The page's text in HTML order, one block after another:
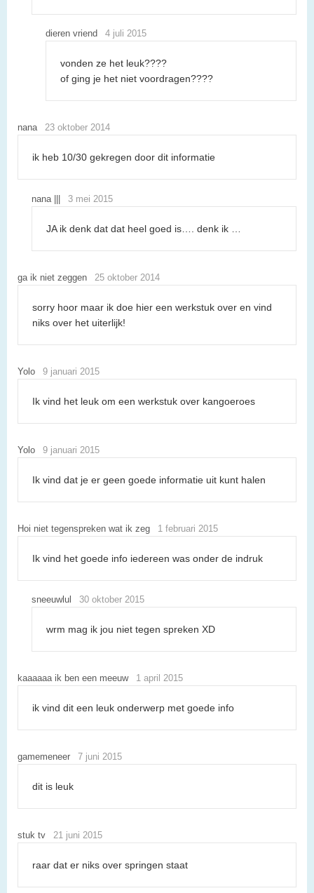
dieren vriend 4 juli 2015
vonden ze het leuk????
of ging je het niet voordragen????
nana 23 oktober 2014
ik heb 10/30 gekregen door dit informatie
nana ||| 3 mei 2015
JA ik denk dat dat heel goed is…. denk ik …
ga ik niet zeggen 25 oktober 2014
sorry hoor maar ik doe hier een werkstuk over en vind
niks over het uiterlijk!
Yolo 9 januari 2015
Ik vind het leuk om een werkstuk over kangoeroes
Yolo 9 januari 2015
Ik vind dat je er geen goede informatie uit kunt halen
Hoi niet tegenspreken wat ik zeg 1 februari 2015
Ik vind het goede info iedereen was onder de indruk
sneeuwlul 30 oktober 2015
wrm mag ik jou niet tegen spreken XD
kaaaaaa ik ben een meeuw 1 april 2015
ik vind dit een leuk onderwerp met goede info
gamemeneer 7 juni 2015
dit is leuk
stuk tv 21 juni 2015
raar dat er niks over springen staat